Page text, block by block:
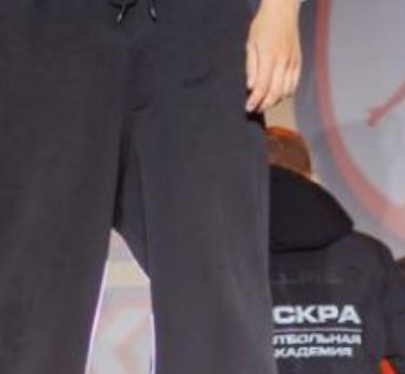
Читайте нас в соцсетях:
Телеграм
Яндекс.Дзен
МАКС
Как вам материал?
Супер
1